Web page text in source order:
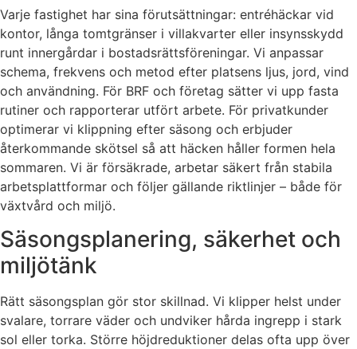
Varje fastighet har sina förutsättningar: entréhäckar vid
kontor, långa tomtgränser i villakvarter eller insynsskydd
runt innergårdar i bostadsrättsföreningar. Vi anpassar
schema, frekvens och metod efter platsens ljus, jord, vind
och användning. För BRF och företag sätter vi upp fasta
rutiner och rapporterar utfört arbete. För privatkunder
optimerar vi klippning efter säsong och erbjuder
återkommande skötsel så att häcken håller formen hela
sommaren. Vi är försäkrade, arbetar säkert från stabila
arbetsplattformar och följer gällande riktlinjer – både för
växtvård och miljö.
Säsongsplanering, säkerhet och
miljötänk
Rätt säsongsplan gör stor skillnad. Vi klipper helst under
svalare, torrare väder och undviker hårda ingrepp i stark
sol eller torka. Större höjdreduktioner delas ofta upp över